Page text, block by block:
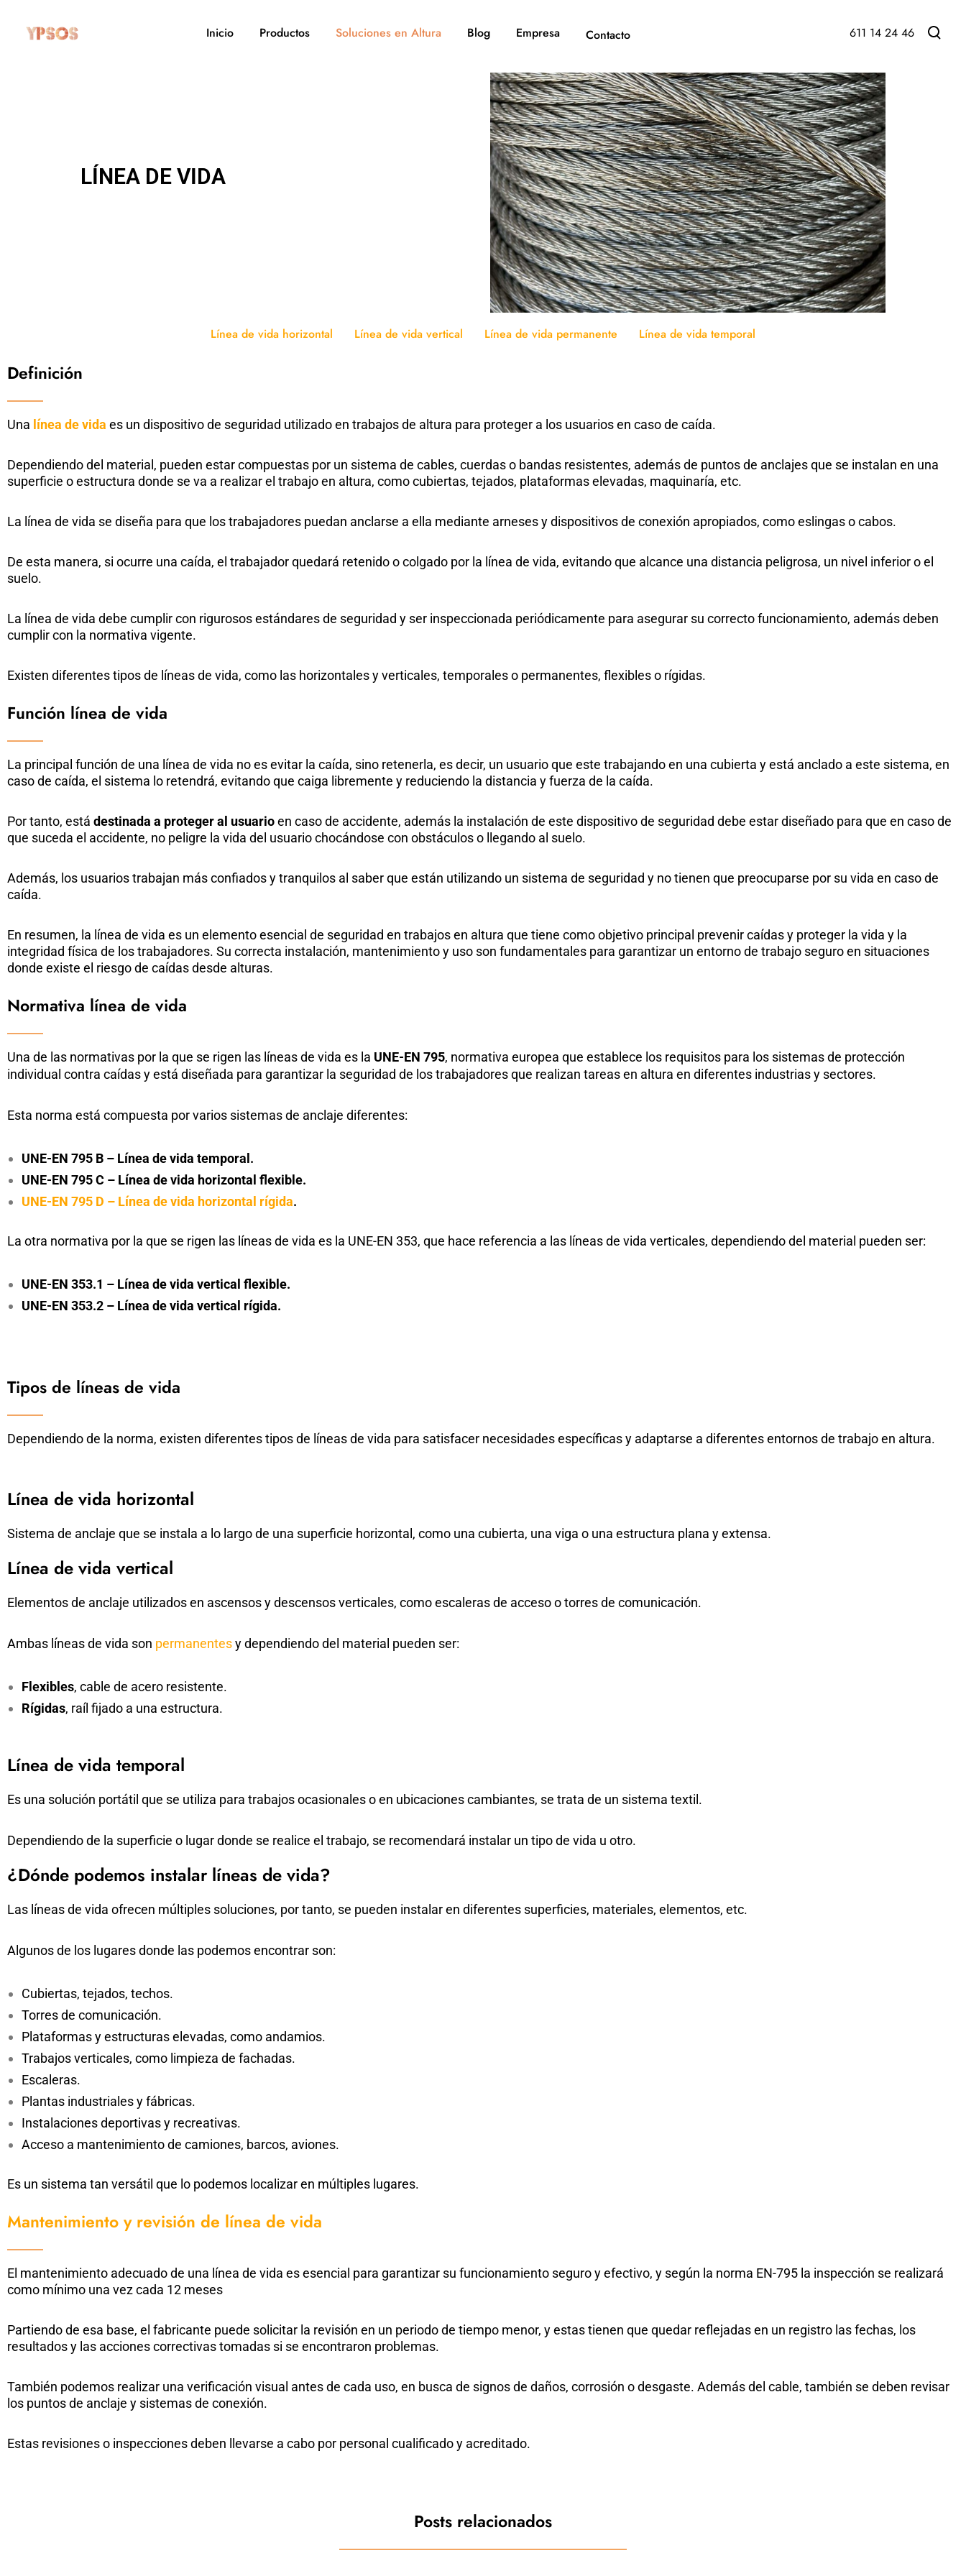
Inicio Productos Soluciones en Altura Blog Empresa Contacto 611 14 24 46
LÍNEA DE VIDA
Línea de vida horizontal Línea de vida vertical Línea de vida permanente Línea de vida temporal
Definición
Una línea de vida es un dispositivo de seguridad utilizado en trabajos de altura para proteger a los usuarios en caso de caída.
Dependiendo del material, pueden estar compuestas por un sistema de cables, cuerdas o bandas resistentes, además de puntos de anclajes que se instalan en una
superficie o estructura donde se va a realizar el trabajo en altura, como cubiertas, tejados, plataformas elevadas, maquinaría, etc.
La línea de vida se diseña para que los trabajadores puedan anclarse a ella mediante arneses y dispositivos de conexión apropiados, como eslingas o cabos.
De esta manera, si ocurre una caída, el trabajador quedará retenido o colgado por la línea de vida, evitando que alcance una distancia peligrosa, un nivel inferior o el
suelo.
La línea de vida debe cumplir con rigurosos estándares de seguridad y ser inspeccionada periódicamente para asegurar su correcto funcionamiento, además deben
cumplir con la normativa vigente.
Existen diferentes tipos de líneas de vida, como las horizontales y verticales, temporales o permanentes, flexibles o rígidas.
Función línea de vida
La principal función de una línea de vida no es evitar la caída, sino retenerla, es decir, un usuario que este trabajando en una cubierta y está anclado a este sistema, en
caso de caída, el sistema lo retendrá, evitando que caiga libremente y reduciendo la distancia y fuerza de la caída.
Por tanto, está destinada a proteger al usuarioen caso de accidente, además la instalación de este dispositivo de seguridad debe estar diseñado para que en caso de
que suceda el accidente, no peligre la vida del usuario chocándose con obstáculos o llegando al suelo.
Además, los usuarios trabajan más confiados y tranquilos al saber que están utilizando un sistema de seguridad y no tienen que preocuparse por su vida en caso de
caída.
En resumen, la línea de vida es un elemento esencial de seguridad en trabajos en altura que tiene como objetivo principal prevenir caídas y proteger la vida y la
integridad física de los trabajadores. Su correcta instalación, mantenimiento y uso son fundamentales para garantizar un entorno de trabajo seguro en situaciones
donde existe el riesgo de caídas desde alturas.
Normativa línea de vida
Una de las normativas por la que se rigen las líneas de vida es la UNE-EN 795, normativa europea que establece los requisitos para los sistemas de protección
individual contra caídas y está diseñada para garantizar la seguridad de los trabajadores que realizan tareas en altura en diferentes industrias y sectores.
Esta norma está compuesta por varios sistemas de anclaje diferentes:
UNE-EN 795 B – Línea de vida temporal.
UNE-EN 795 C – Línea de vida horizontal flexible.
UNE-EN 795 D – Línea de vida horizontal rígida.
La otra normativa por la que se rigen las líneas de vida es la UNE-EN 353, que hace referencia a las líneas de vida verticales, dependiendo del material pueden ser:
UNE-EN 353.1 – Línea de vida vertical flexible.
UNE-EN 353.2 – Línea de vida vertical rígida.
Tipos de líneas de vida
Dependiendo de la norma, existen diferentes tipos de líneas de vida para satisfacer necesidades específicas y adaptarse a diferentes entornos de trabajo en altura.
Línea de vida horizontal
Sistema de anclaje que se instala a lo largo de una superficie horizontal, como una cubierta, una viga o una estructura plana y extensa.
Línea de vida vertical
Elementos de anclaje utilizados en ascensos y descensos verticales, como escaleras de acceso o torres de comunicación.
Ambas líneas de vida son permanentesy dependiendo del material pueden ser:
Flexibles, cable de acero resistente.
Rígidas, raíl fijado a una estructura.
Línea de vida temporal
Es una solución portátil que se utiliza para trabajos ocasionales o en ubicaciones cambiantes, se trata de un sistema textil.
Dependiendo de la superficie o lugar donde se realice el trabajo, se recomendará instalar un tipo de vida u otro.
¿Dónde podemos instalar líneas de vida?
Las líneas de vida ofrecen múltiples soluciones, por tanto, se pueden instalar en diferentes superficies, materiales, elementos, etc.
Algunos de los lugares donde las podemos encontrar son:
Cubiertas, tejados, techos.
Torres de comunicación.
Plataformas y estructuras elevadas, como andamios.
Trabajos verticales, como limpieza de fachadas.
Escaleras.
Plantas industriales y fábricas.
Instalaciones deportivas y recreativas.
Acceso a mantenimiento de camiones, barcos, aviones.
Es un sistema tan versátil que lo podemos localizar en múltiples lugares.
Mantenimiento y revisión de línea de vida
El mantenimiento adecuado de una línea de vida es esencial para garantizar su funcionamiento seguro y efectivo, y según la norma EN-795 la inspección se realizará
como mínimo una vez cada 12 meses
Partiendo de esa base, el fabricante puede solicitar la revisión en un periodo de tiempo menor, y estas tienen que quedar reflejadas en un registro las fechas, los
resultados y las acciones correctivas tomadas si se encontraron problemas.
También podemos realizar una verificación visual antes de cada uso, en busca de signos de daños, corrosión o desgaste. Además del cable, también se deben revisar
los puntos de anclaje y sistemas de conexión.
Estas revisiones o inspecciones deben llevarse a cabo por personal cualificado y acreditado.
Posts relacionados